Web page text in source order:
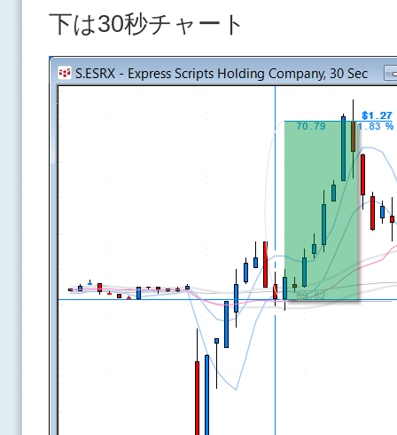
下は30秒チャート